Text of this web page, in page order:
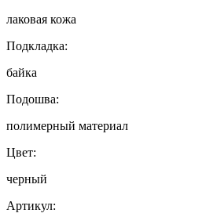
лаковая кожа
Подкладка:
байка
Подошва:
полимерный материал
Цвет:
черный
Артикул: